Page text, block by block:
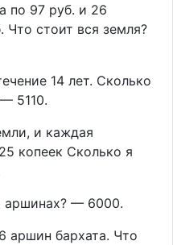
по 97 руб. и 26
Что стоит вся земля?
14 лет. Сколько
5110.
и каждая
копеек Сколько я
аршинах? — 6000.
аршин бархата. Что